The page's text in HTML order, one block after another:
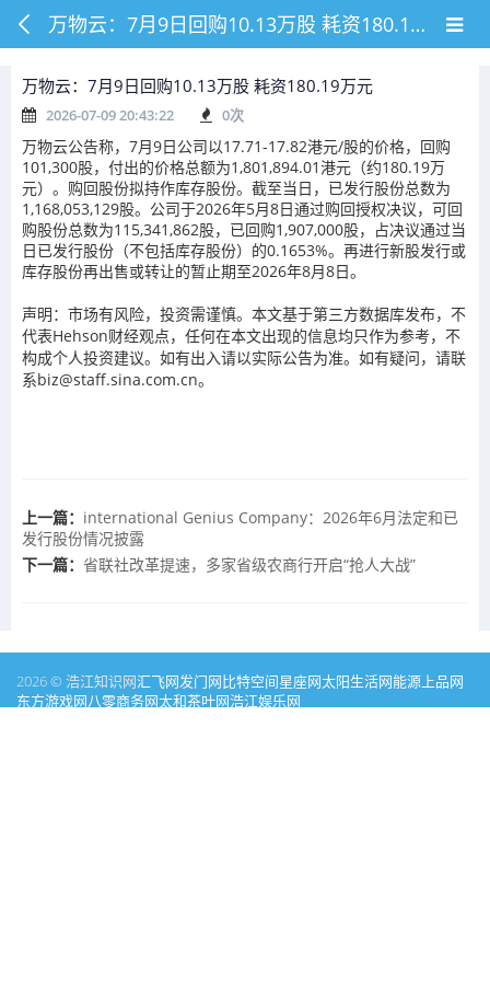
万物云：7月9日回购10.13万股 耗资180.19万元
万物云：7月9日回购10.13万股 耗资180.19万元
2026-07-09 20:43:22 0次
万物云公告称，7月9日公司以17.71-17.82港元/股的价格，回购
101,300股，付出的价格总额为1,801,894.01港元（约180.19万
元）。购回股份拟持作库存股份。截至当日，已发行股份总数为
1,168,053,129股。公司于2026年5月8日通过购回授权决议，可回
购股份总数为115,341,862股，已回购1,907,000股，占决议通过当
日已发行股份（不包括库存股份）的0.1653%。再进行新股发行或
库存股份再出售或转让的暂止期至2026年8月8日。
声明：市场有风险，投资需谨慎。本文基于第三方数据库发布，不
代表Hehson财经观点，任何在本文出现的信息均只作为参考，不
构成个人投资建议。如有出入请以实际公告为准。如有疑问，请联
系biz@staff.sina.com.cn。
上一篇： international Genius Company：2026年6月法定和已
发行股份情况披露
下一篇： 省联社改革提速，多家省级农商行开启“抢人大战”
2026 © 浩江知识网汇飞网发门网比特空间星座网太阳生活网能源 上品网
东方游戏网八零商务网太和茶叶网浩江娱乐网